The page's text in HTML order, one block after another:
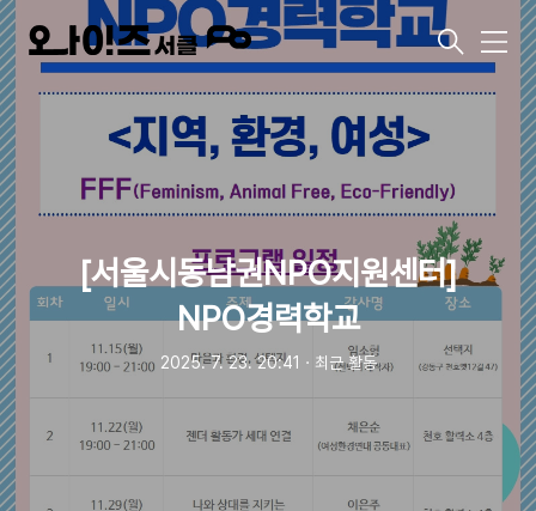
메
뉴
[서울시동남권NPO지원센터]
NPO경력학교
2025. 7. 23. 20:41 ㆍ 최근 활동